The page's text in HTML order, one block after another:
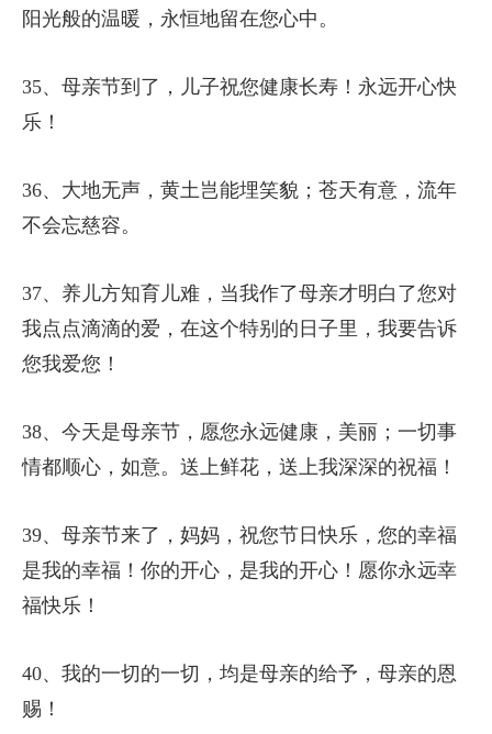
阳光般的温暖，永恒地留在您心中。
35、母亲节到了，儿子祝您健康长寿！永远开心快
乐！
36、大地无声，黄土岂能埋笑貌；苍天有意，流年
不会忘慈容。
37、养儿方知育儿难，当我作了母亲才明白了您对
我点点滴滴的爱，在这个特别的日子里，我要告诉
您我爱您！
38、今天是母亲节，愿您永远健康，美丽；一切事
情都顺心，如意。送上鲜花，送上我深深的祝福！
39、母亲节来了，妈妈，祝您节日快乐，您的幸福
是我的幸福！你的开心，是我的开心！愿你永远幸
福快乐！
40、我的一切的一切，均是母亲的给予，母亲的恩
赐！